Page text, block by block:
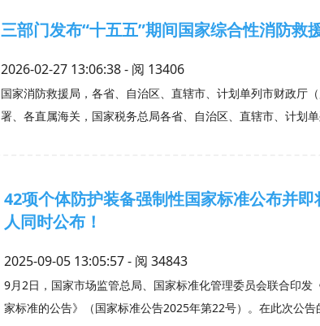
三部门发布“十五五”期间国家综合性消防救
2026-02-27 13:06:38 - 阅 13406
国家消防救援局，各省、自治区、直辖市、计划单列市财政厅
署、各直属海关，国家税务总局各省、自治区、直辖市、计
42项个体防护装备强制性国家标准公布并
人同时公布！
2025-09-05 13:05:57 - 阅34843
9月2日，国家市场监管总局、国家标准化管理委员会联合印
家标准的公告》（国家标准公告2025年第22号）。在此次公告